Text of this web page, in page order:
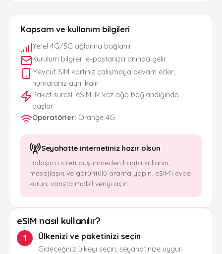
Kapsam ve kullanım bilgileri
Yerel 4G/5G ağlarına bağlanır
Kurulum bilgileri e-postanıza anında gelir
Mevcut SIM kartınız çalışmaya devam eder;
numaranız aynı kalır
Paket süresi, eSIM ilk kez ağa bağlandığında
başlar
Operatörler: Orange 4G
Seyahatte internetiniz hazır olsun
Dolaşım ücreti düşünmeden harita kullanın,
mesajlaşın ve görüntülü arama yapın. eSIM’i evde
kurun, varışta mobil veriyi açın.
eSIM nasıl kullanılır?
1 Ülkenizi ve paketinizi seçin
Gideceğiniz ülkeyi seçin, seyahatinize uygun